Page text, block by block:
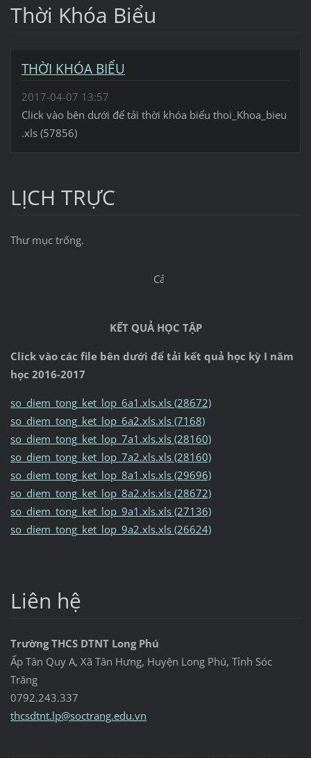
Thời Khóa Biểu
THỜI KHÓA BIỂU
2017-04-07 13:57
Click vào bên dưới để tải thời khóa biểu thoi_Khoa_bieu
.xls (57856)
LỊCH TRỰC
Thư mục trống.
Cảm ơn các bạn đã ghé thăm
KẾT QUẢ HỌC TẬP
Click vào các file bên dưới để tải kết quả học kỳ I năm
học 2016-2017
so_diem_tong_ket_lop_6a1.xls.xls (28672)
so_diem_tong_ket_lop_6a2.xls.xls (7168)
so_diem_tong_ket_lop_7a1.xls.xls (28160)
so_diem_tong_ket_lop_7a2.xls.xls (28160)
so_diem_tong_ket_lop_8a1.xls.xls (29696)
so_diem_tong_ket_lop_8a2.xls.xls (28672)
so_diem_tong_ket_lop_9a1.xls.xls (27136)
so_diem_tong_ket_lop_9a2.xls.xls (26624)
Liên hệ
Trường THCS DTNT Long Phú
Ấp Tân Quy A, Xã Tân Hưng, Huyện Long Phú, Tỉnh Sóc
Trăng
0792.243.337
thcsdtnt.lp@soctrang.edu.vn